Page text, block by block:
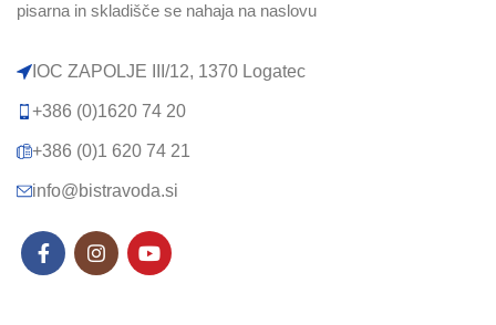
pisarna in skladišče se nahaja na naslovu
IOC ZAPOLJE III/12, 1370 Logatec​
+386 (0)1620 74 20
+386 (0)1 620 74 21
info@bistravoda.si